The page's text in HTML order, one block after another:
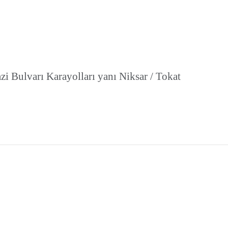
Bulvarı Karayolları yanı Niksar / Tokat